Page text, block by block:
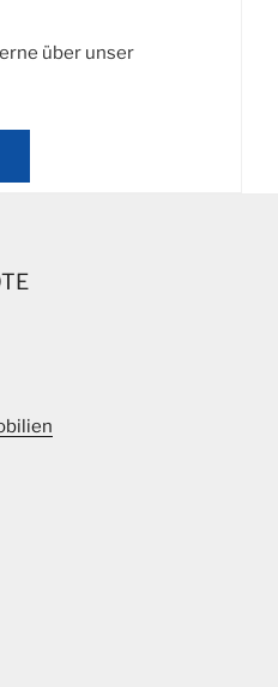
über unser